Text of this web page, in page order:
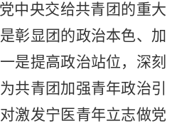
中央交给共青团的重大
彰显团的政治本色、加
是提高政治站位，深刻
共青团加强青年政治引
激发宁医青年立志做党